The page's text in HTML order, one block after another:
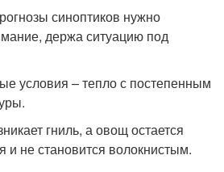
синоптиков нужно
держа ситуацию под
условия – тепло с постепенным
гниль, а овощ остается
и не становится волокнистым.